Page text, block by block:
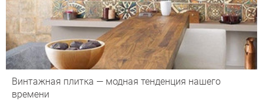
Винтажная плитка — модная тенденция нашего
времени